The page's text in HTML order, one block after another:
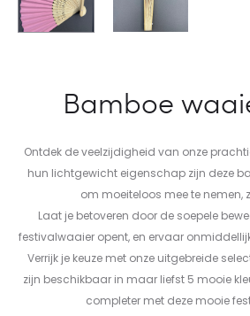
Bamboe
Ontdek de veelzijdigheid van onze
hun lichtgewicht eigenschap zijn deze
om moeiteloos mee te nemen,
Laat je betoveren door de soepele
festivalwaaier opent, en ervaar
Verrijk je keuze met onze uitgebreide
zijn beschikbaar in maar liefst 5 mooie
completer met deze mooie